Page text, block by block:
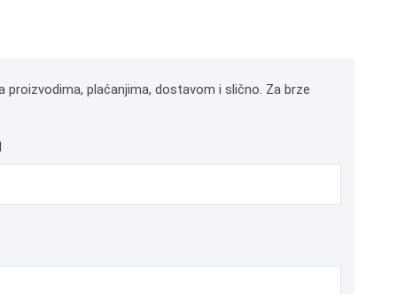
plaćanjima, dostavom i slično. Za brze